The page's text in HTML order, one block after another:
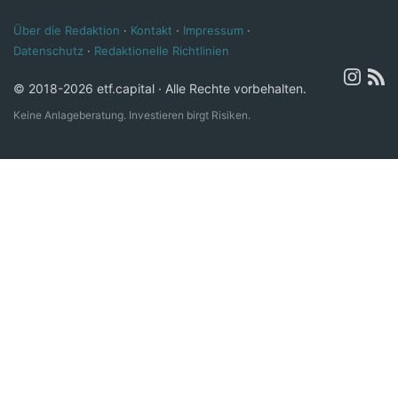
Über die Redaktion · Kontakt · Impressum ·
Datenschutz · Redaktionelle Richtlinien
© 2018-2026 etf.capital · Alle Rechte vorbehalten.
Keine Anlageberatung. Investieren birgt Risiken.